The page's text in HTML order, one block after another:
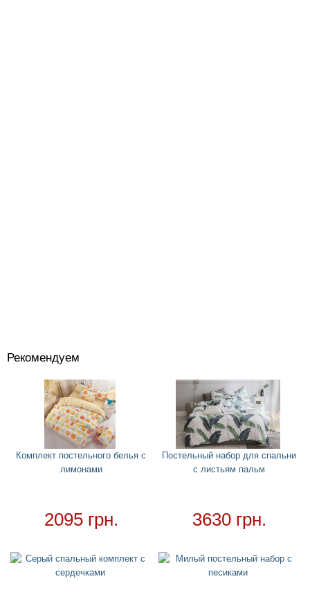
Костюмы
+
Головные уборы
+
Водный спорт
+
Круги
+
Матрасы
+
Пледы
Купальники
Надувные подстаканники
Аксессуары
Рекомендуем
Комплект постельного белья с
лимонами
2095 грн.
Постельный набор для спальни
с листьям пальм
3630 грн.